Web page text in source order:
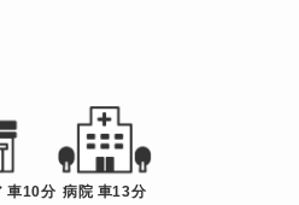
車10分 病院 車13分